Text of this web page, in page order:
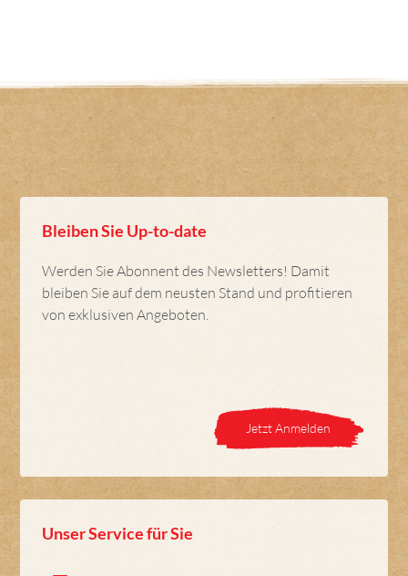
Bleiben Sie Up-to-date
Werden Sie Abonnent des Newsletters! Damit
bleiben Sie auf dem neusten Stand und profitieren
von exklusiven Angeboten.
Jetzt Anmelden
Unser Service für Sie